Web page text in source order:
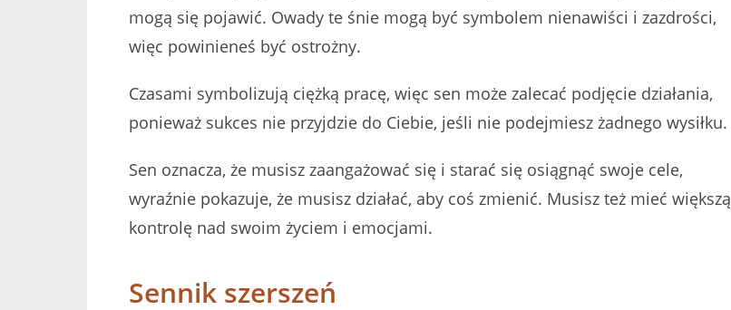
mogą się pojawić. Owady te śnie mogą być symbolem nienawiści i zazdrości,
więc powinieneś być ostrożny.
Czasami symbolizują ciężką pracę, więc sen może zalecać podjęcie działania,
ponieważ sukces nie przyjdzie do Ciebie, jeśli nie podejmiesz żadnego wysiłku.
Sen oznacza, że ​​musisz zaangażować się i starać się osiągnąć swoje cele,
wyraźnie pokazuje, że musisz działać, aby coś zmienić. Musisz też mieć większą
kontrolę nad swoim życiem i emocjami.
Sennik szerszeń